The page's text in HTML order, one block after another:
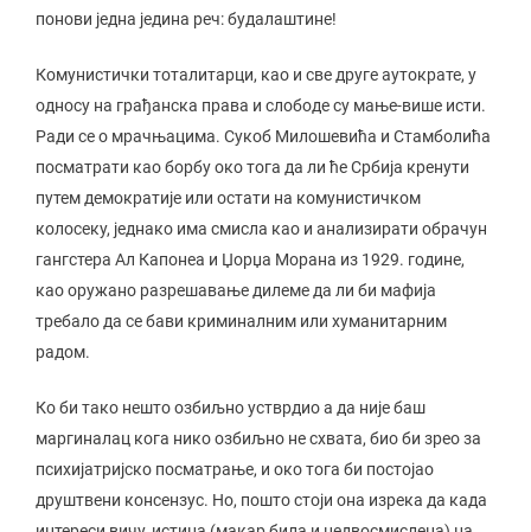
понови једна једина реч: будалаштине!
Комунистички тоталитарци, као и све друге аутократе, у
односу на грађанска права и слободе су мање-више исти.
Ради се о мрачњацима. Сукоб Милошевића и Стамболића
посматрати као борбу око тога да ли ће Србија кренути
путем демократије или остати на комунистичком
колосеку, једнако има смисла као и анализирати обрачун
гангстера Ал Капонеа и Џорџа Морана из 1929. године,
као оружано разрешавање дилеме да ли би мафија
требало да се бави криминалним или хуманитарним
радом.
Ко би тако нешто озбиљно устврдио а да није баш
маргиналац кога нико озбиљно не схвата, био би зрео за
психијатријско посматрање, и око тога би постојао
друштвени консензус. Но, пошто стоји она изрека да када